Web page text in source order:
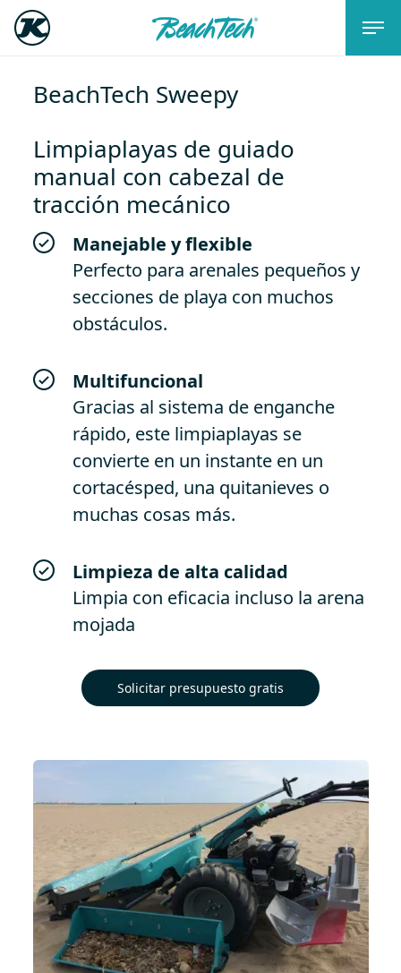
BeachTech Sweepy
Limpiaplayas de guiado
manual con cabezal de
tracción mecánico
Manejable y flexible
Perfecto para arenales pequeños y
secciones de playa con muchos
obstáculos.
Multifuncional
Gracias al sistema de enganche
rápido, este limpiaplayas se
convierte en un instante en un
cortacésped, una quitanieves o
muchas cosas más.
Limpieza de alta calidad
Limpia con eficacia incluso la arena
mojada
Solicitar presupuesto gratis